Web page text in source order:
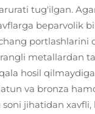
tug'ilgan.
beparvolik
portlashlarini
metallardan
hosil
va bronza
jihatidan xavfli,